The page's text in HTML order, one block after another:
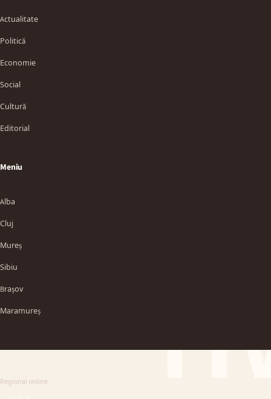
Actualitate
Politică
Economie
Social
Cultură
Editorial
Meniu
Alba
Cluj
Mureș
Sibiu
Brașov
Maramureș
Regional online